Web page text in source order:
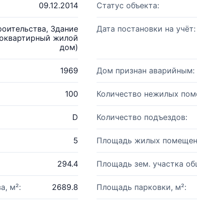
09.12.2014 Статус объекта:
Здание
жилой
дом)
Дата постановки на учёт:
1969 Дом признан аварийным:
100 Количество нежилых
D Количество подъездов:
5 Площадь жилых
294.4 Площадь зем. участка
м²: 2689.8 Площадь парковки, м²: